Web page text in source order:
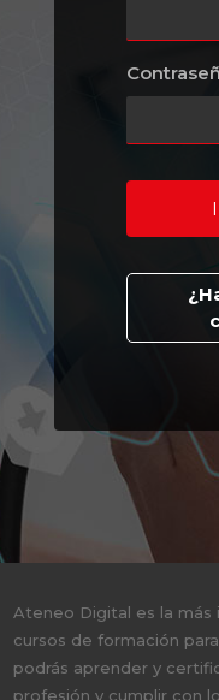
Ateneo Digital es la
cursos de formación
podrás aprender y
profesión y cumplir con